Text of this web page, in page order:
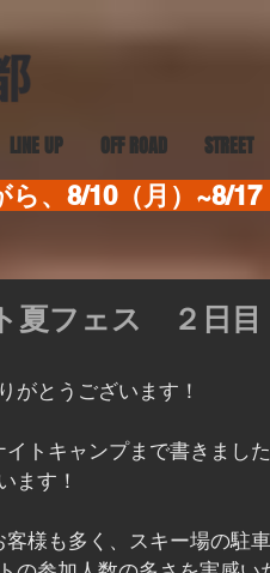
LINE UP OFF ROAD STREET
ら、8/10（月）~8/
夏フェス ２日目
がとうございます！
トキャンプまで書きまし
ます！
様も多く、スキー場の駐